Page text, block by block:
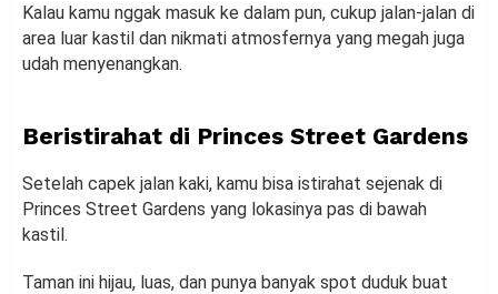
Kalau kamu nggak masuk ke dalam pun, cukup jalan-jalan di
area luar kastil dan nikmati atmosfernya yang megah juga
udah menyenangkan.
Beristirahat di Princes Street Gardens
Setelah capek jalan kaki, kamu bisa istirahat sejenak di
Princes Street Gardens yang lokasinya pas di bawah
kastil.
Taman ini hijau, luas, dan punya banyak spot duduk buat